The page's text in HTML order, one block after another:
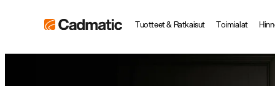
Cadmatic
Tuotteet & Ratkaisut Toimialat